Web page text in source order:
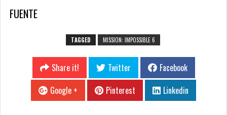
FUENTE
TAGGED MISSION: IMPOSSIBLE 6
Share it! Twitter
Facebook
Google +
Pinterest Linkedin